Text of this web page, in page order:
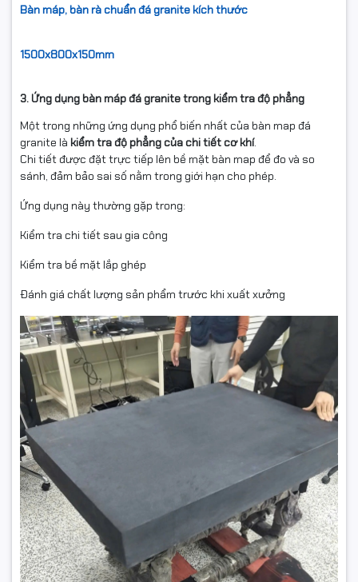
Bàn máp, bàn rà chuẩn đá granite kích thước
1500x800x150mm
3. Ứng dụng bàn máp đá granite trong kiểm tra độ phẳng
Một trong những ứng dụng phổ biến nhất của bàn map đá
granite là kiểm tra độ phẳng của chi tiết cơ khí.
Chi tiết được đặt trực tiếp lên bề mặt bàn map để đo và so
sánh, đảm bảo sai số nằm trong giới hạn cho phép.
Ứng dụng này thường gặp trong:
Kiểm tra chi tiết sau gia công
Kiểm tra bề mặt lắp ghép
Đánh giá chất lượng sản phẩm trước khi xuất xưởng